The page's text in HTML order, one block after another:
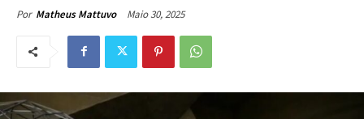
Por Matheus Mattuvo Maio 30, 2025